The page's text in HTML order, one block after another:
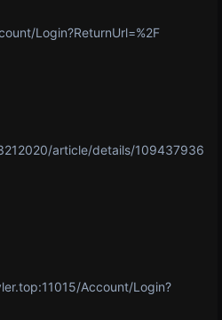
Login?ReturnUrl=%2F
article/details/109437936
Account/Login?